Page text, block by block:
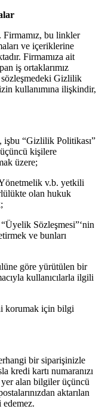
Firmamız, bu linkler
ve içeriklerine
Firmamıza ait
iş ortaklarımız
sözleşmedeki Gizlilik
kullanımına ilişkindir,
işbu “Gizlilik Politikası”
kişilere
üzere;
v.b. yetkili
olan hukuk
Sözleşmesi”‘nin
ve bunları
göre yürütülen bir
kullanıcılarla ilgili
korumak için bilgi
bir siparişinizle
kredi kartı numaranızı
alan bilgiler üçüncü
aktarılan